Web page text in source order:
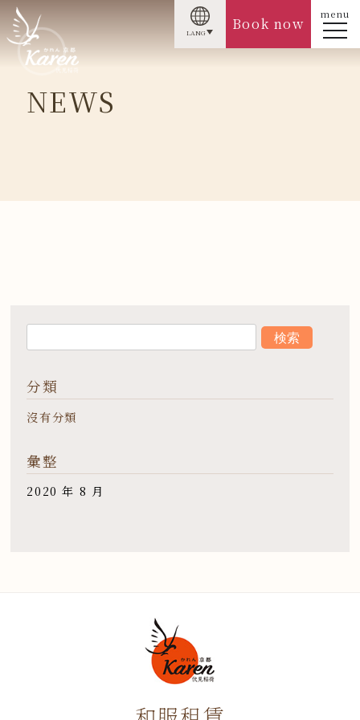
menu
Book now
LANG
NEWS
分類
沒有分類
彙整
2020 年 8 月